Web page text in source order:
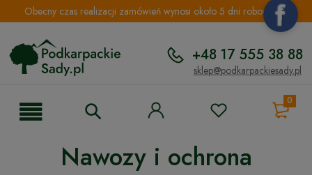
Obecny czas realizacji zamówień wynosi około 5 dni roboczych.
+48 17 555 38 88
sklep@podkarpackiesady.pl
0
Nawozy i ochrona